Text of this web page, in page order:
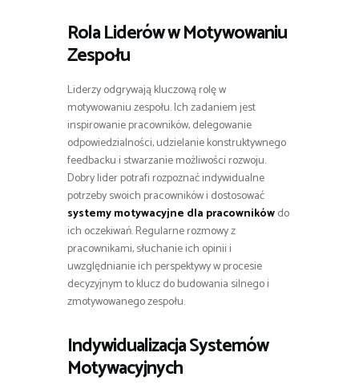
Rola Liderów w Motywowaniu
Zespołu
Liderzy odgrywają kluczową rolę w
motywowaniu zespołu. Ich zadaniem jest
inspirowanie pracowników, delegowanie
odpowiedzialności, udzielanie konstruktywnego
feedbacku i stwarzanie możliwości rozwoju.
Dobry lider potrafi rozpoznać indywidualne
potrzeby swoich pracowników i dostosować
systemy motywacyjne dla pracownikówdo
ich oczekiwań. Regularne rozmowy z
pracownikami, słuchanie ich opinii i
uwzględnianie ich perspektywy w procesie
decyzyjnym to klucz do budowania silnego i
zmotywowanego zespołu.
Indywidualizacja Systemów
Motywacyjnych